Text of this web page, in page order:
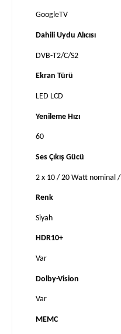
GoogleTV
Dahili Uydu Alıcısı
DVB-T2/C/S2
Ekran Türü
LED LCD
Yenileme Hızı
60
Ses Çıkış Gücü
2 x 10 / 20 Watt nominal
Renk
Siyah
HDR10+
Var
Dolby-Vision
Var
MEMC